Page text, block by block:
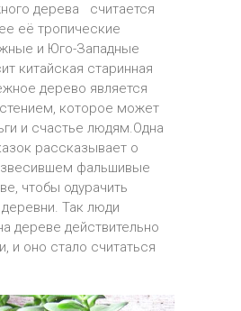
дерева считается
её тропические
и Юго-Западные
китайская старинная
дерево является
которое может
и счастье людям.Одна
рассказывает о
фальшивые
чтобы одурачить
Так люди
дереве действительно
и оно стало считаться